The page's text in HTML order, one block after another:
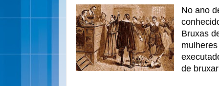
No ano
Bruxas
de